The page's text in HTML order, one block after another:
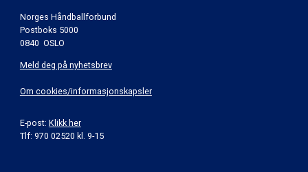
Norges Håndballforbund
Postboks 5000
0840 OSLO
Meld deg på nyhetsbrev
Om cookies/informasjonskapsler
E-post: Klikk her
Tlf: 970 02520 kl. 9-15